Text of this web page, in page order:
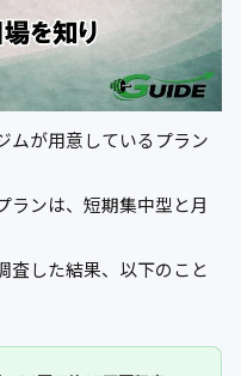
ムが用意しているプラン
ランは、短期集中型と月
査した結果、以下のこと